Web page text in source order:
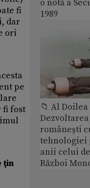
fi
dar
ori
pe
fi fost
ţin
o notă a
1989
📁 Al
românești
tehnologiei
anii celui
Război